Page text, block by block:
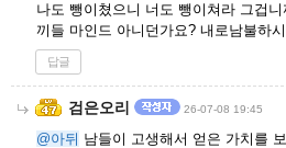
나도 뺑이쳤으니 너도 뺑이쳐라 그겁
끼들 마인드 아니던가요? 내로남불하
답글
검은오리 26-07-08 19:45
@아뒤 남들이 고생해서 얻은 가치를